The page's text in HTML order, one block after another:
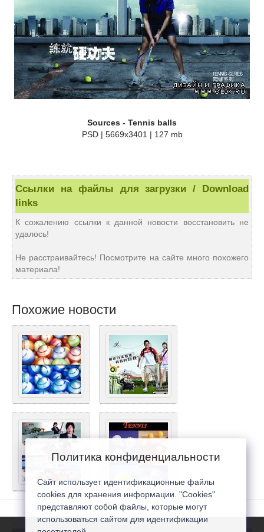
Sources - Tennis balls
PSD | 5669x3401 | 127 mb
Ссылки на файлы для загрузки / Download
links
К сожалению ссылки к данной новости восстановить не
удалось!
Не расстраивайтесь! Посмотрите на сайте много похожего
материала!
Похожие новости
Политика конфиденциальности
Сайт использует идентификационные файлы
cookies для хранения информации. "Cookies"
представляют собой файлы, которые могут
использоваться сайтом для идентификации